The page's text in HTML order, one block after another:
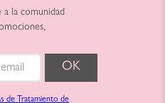
a la comunidad
de Tratamiento de